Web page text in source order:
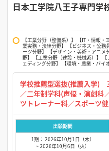
日本工学院八王子専門学
【工業分野（整備系）】 【IT・情報
業実務・法律分野】 【ビジネス・公
ーツ分野】 【デザイン・美術・アニ
野】 【工業分野（建設・機械系）】
ェディング分野】 【環境・農業・バイ
学校推薦型選抜(推薦入学)
／二年制学科(声優・演劇科
出願期間
1期： 2026年10月1日（木）
~ 2026年10月6日（火）